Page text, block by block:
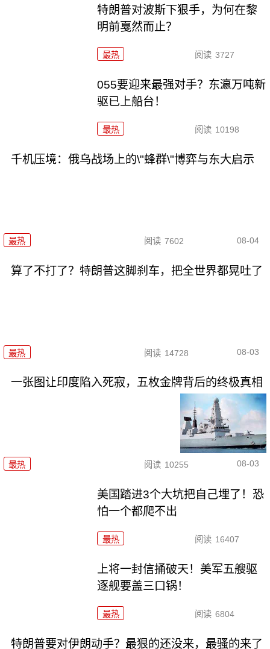
特朗普对波斯下狠手，为何在黎
明前戛然而止？
最热 阅读 3727
055要迎来最强对手？东瀛万吨新
驱已上船台！
最热 阅读 10198
千机压境：俄乌战场上的\"蜂群\"博弈与东大启示
最热 阅读 7602 08-04
算了不打了？特朗普这脚刹车，把全世界都晃吐了
最热 阅读 14728 08-03
一张图让印度陷入死寂，五枚金牌背后的终极真相
最热 阅读 10255 08-03
美国踏进3个大坑把自己埋了！恐
怕一个都爬不出
最热 阅读 16407
上将一封信捅破天！美军五艘驱
逐舰要盖三口锅！
最热 阅读 6804
特朗普要对伊朗动手？最狠的还没来，最骚的来了